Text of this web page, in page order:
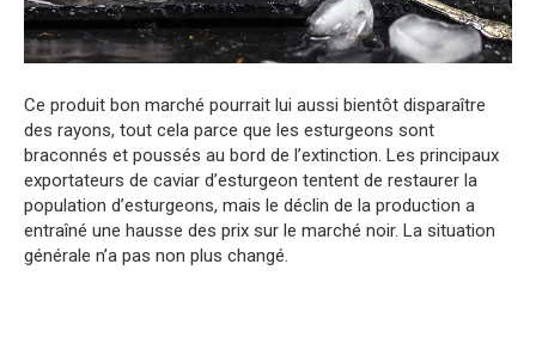
Ce produit bon marché pourrait lui aussi bientôt disparaître
des rayons, tout cela parce que les esturgeons sont
braconnés et poussés au bord de l’extinction. Les principaux
exportateurs de caviar d’esturgeon tentent de restaurer la
population d’esturgeons, mais le déclin de la production a
entraîné une hausse des prix sur le marché noir. La situation
générale n’a pas non plus changé.